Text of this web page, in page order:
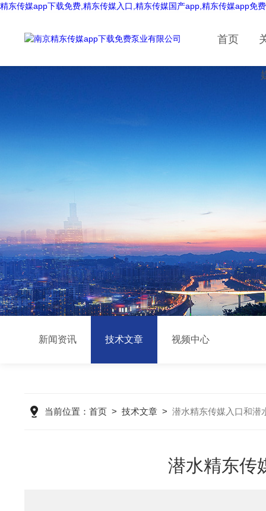
精东传媒app下载免费,精东传媒入口,精东传媒国产app,精东传媒app免
首页
新闻资讯 技术文章 视频中心
当前位置： 首页> 技术文章> 潜水精东传媒入口和潜
潜水精东传